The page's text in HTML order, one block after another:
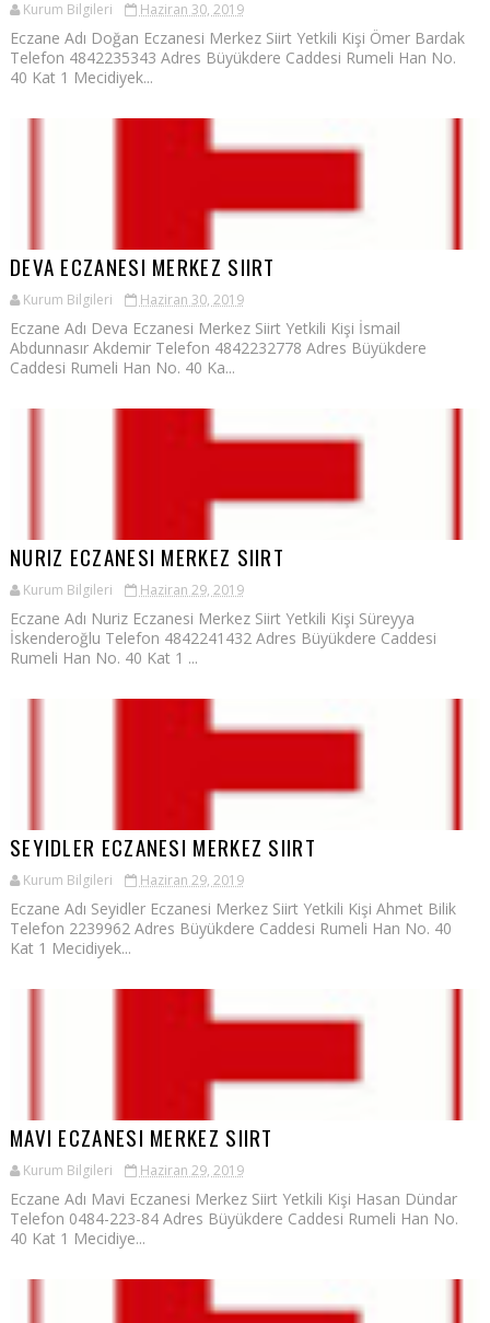
Kurum Bilgileri Haziran 30, 2019
Eczane Adı Doğan Eczanesi Merkez Siirt Yetkili Kişi Ömer Bardak
Telefon 4842235343 Adres Büyükdere Caddesi Rumeli Han No.
40 Kat 1 Mecidiyek...
DEVA ECZANESI MERKEZ SIIRT
Kurum Bilgileri Haziran 30, 2019
Eczane Adı Deva Eczanesi Merkez Siirt Yetkili Kişi İsmail
Abdunnasır Akdemir Telefon 4842232778 Adres Büyükdere
Caddesi Rumeli Han No. 40 Ka...
NURIZ ECZANESI MERKEZ SIIRT
Kurum Bilgileri Haziran 29, 2019
Eczane Adı Nuriz Eczanesi Merkez Siirt Yetkili Kişi Süreyya
İskenderoğlu Telefon 4842241432 Adres Büyükdere Caddesi
Rumeli Han No. 40 Kat 1 ...
SEYIDLER ECZANESI MERKEZ SIIRT
Kurum Bilgileri Haziran 29, 2019
Eczane Adı Seyidler Eczanesi Merkez Siirt Yetkili Kişi Ahmet Bilik
Telefon 2239962 Adres Büyükdere Caddesi Rumeli Han No. 40
Kat 1 Mecidiyek...
MAVI ECZANESI MERKEZ SIIRT
Kurum Bilgileri Haziran 29, 2019
Eczane Adı Mavi Eczanesi Merkez Siirt Yetkili Kişi Hasan Dündar
Telefon 0484-223-84 Adres Büyükdere Caddesi Rumeli Han No.
40 Kat 1 Mecidiye...